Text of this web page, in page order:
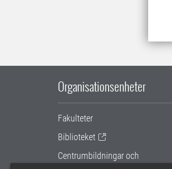
Organisationsenheter
Fakulteter
Biblioteket
Centrumbildningar och